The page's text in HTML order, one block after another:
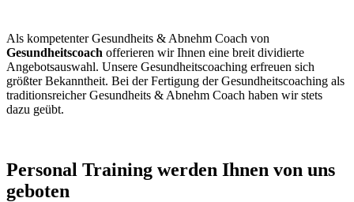
Als kompetenter Gesundheits & Abnehm Coach von
Gesundheitscoach offerieren wir Ihnen eine breit dividierte
Angebotsauswahl. Unsere Gesundheitscoaching erfreuen sich
größter Bekanntheit. Bei der Fertigung der Gesundheitscoaching als
traditionsreicher Gesundheits & Abnehm Coach haben wir stets
dazu geübt.
Personal Training werden Ihnen von uns
geboten